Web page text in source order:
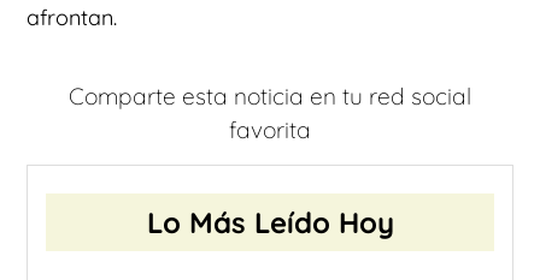
afrontan.
Comparte esta noticia en tu red social
favorita
Lo Más Leído Hoy